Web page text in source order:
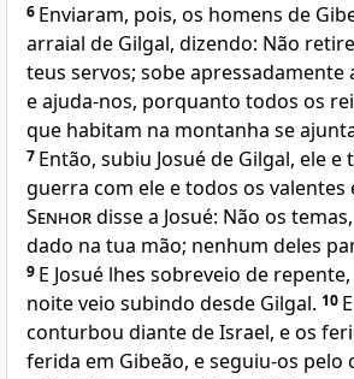
6 Enviaram, pois, os homens de
arraial de Gilgal, dizendo: Não
teus servos; sobe apressadamente
e ajuda-nos, porquanto todos os
que habitam na montanha se
7 Então, subiu Josué de Gilgal, ele
guerra com ele e todos os valentes
Senhordisse a Josué: Não os
dado na tua mão; nenhum deles
9 E Josué lhes sobreveio de
noite veio subindo desde Gilgal. 10
conturbou diante de Israel, e os
ferida em Gibeão, e seguiu-os pelo